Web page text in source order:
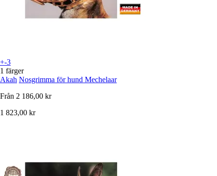
+-3
1 färger
Akah Nosgrimma för hund Mechelaar
Från 2 186,00 kr
1 823,00 kr